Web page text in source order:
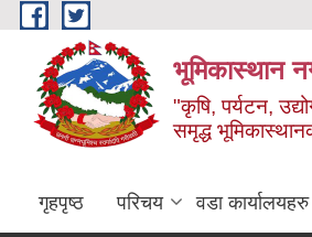
Skip to main content
भूमिकास्थान
"कृषि, पर्यटन,
समृद्ध
गृहपृष्ठ परिचय वडा कार्यालयहरु